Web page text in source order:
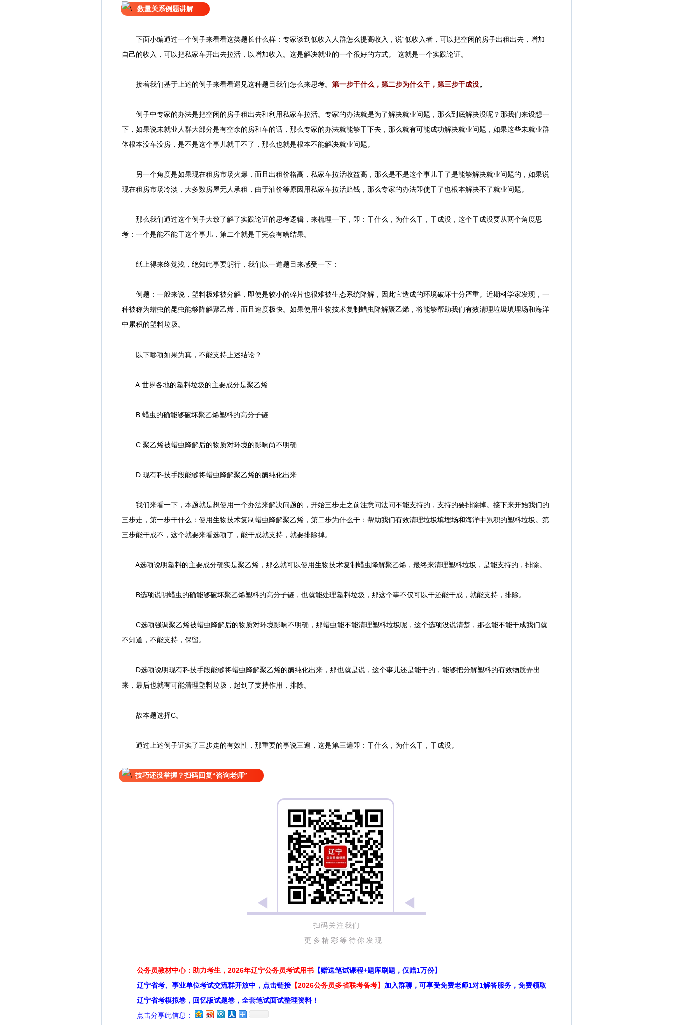
数量关系例题讲解
下面小编通过一个例子来看看这类题长什么样：专家谈到低收入人群怎么提高收入，说“低收入者，可以把空闲的房子出租出去，增加
自己的收入，可以把私家车开出去拉活，以增加收入。这是解决就业的一个很好的方式。”这就是一个实践论证。
接着我们基于上述的例子来看看遇见这种题目我们怎么来思考。 第一步干什么，第二步为什么干，第三步干成没。
例子中专家的办法是把空闲的房子租出去和利用私家车拉活。专家的办法就是为了解决就业问题，那么到底解决没呢？那我们来设想一
下，如果说未就业人群大部分是有空余的房和车的话，那么专家的办法就能够干下去，那么就有可能成功解决就业问题，如果这些未就业群
体根本没车没房，是不是这个事儿就干不了，那么也就是根本不能解决就业问题。
另一个角度是如果现在租房市场火爆，而且出租价格高，私家车拉活收益高，那么是不是这个事儿干了是能够解决就业问题的，如果说
现在租房市场冷淡，大多数房屋无人承租，由于油价等原因用私家车拉活赔钱，那么专家的办法即使干了也根本解决不了就业问题。
那么我们通过这个例子大致了解了实践论证的思考逻辑，来梳理一下，即：干什么，为什么干，干成没，这个干成没要从两个角度思
考：一个是能不能干这个事儿，第二个就是干完会有啥结果。
纸上得来终觉浅，绝知此事要躬行，我们以一道题目来感受一下：
例题：一般来说，塑料极难被分解，即使是较小的碎片也很难被生态系统降解，因此它造成的环境破坏十分严重。近期科学家发现，一
种被称为蜡虫的昆虫能够降解聚乙烯，而且速度极快。如果使用生物技术复制蜡虫降解聚乙烯，将能够帮助我们有效清理垃圾填埋场和海洋
中累积的塑料垃圾。
以下哪项如果为真，不能支持上述结论？
A.世界各地的塑料垃圾的主要成分是聚乙烯
B.蜡虫的确能够破坏聚乙烯塑料的高分子链
C.聚乙烯被蜡虫降解后的物质对环境的影响尚不明确
D.现有科技手段能够将蜡虫降解聚乙烯的酶纯化出来
我们来看一下，本题就是想使用一个办法来解决问题的，开始三步走之前注意问法问不能支持的，支持的要排除掉。接下来开始我们的
三步走，第一步干什么：使用生物技术复制蜡虫降解聚乙烯，第二步为什么干：帮助我们有效清理垃圾填埋场和海洋中累积的塑料垃圾。第
三步能干成不，这个就要来看选项了，能干成就支持，就要排除掉。
A选项说明塑料的主要成分确实是聚乙烯，那么就可以使用生物技术复制蜡虫降解聚乙烯，最终来清理塑料垃圾，是能支持的，排除。
B选项说明蜡虫的确能够破坏聚乙烯塑料的高分子链，也就能处理塑料垃圾，那这个事不仅可以干还能干成，就能支持，排除。
C选项强调聚乙烯被蜡虫降解后的物质对环境影响不明确，那蜡虫能不能清理塑料垃圾呢，这个选项没说清楚，那么能不能干成我们就
不知道，不能支持，保留。
D选项说明现有科技手段能够将蜡虫降解聚乙烯的酶纯化出来，那也就是说，这个事儿还是能干的，能够把分解塑料的有效物质弄出
来，最后也就有可能清理塑料垃圾，起到了支持作用，排除。
故本题选择C。
通过上述例子证实了三步走的有效性，那重要的事说三遍，这是第三遍即：干什么，为什么干，干成没。
技巧还没掌握？扫码回复“咨询老师”
扫码关注我们
更多精彩等待你发现
公务员教材中心：助力考生，2026年辽宁公务员考试用书 【赠送笔试课程+题库刷题，仅赠1万份】
辽宁省考、事业单位考试交流群开放中，点击链接 【2026公务员多省联考备考】 加入群聊，可享受免费老师1对1解答服务，免费领取
辽宁省考模拟卷，回忆版试题卷，全套笔试面试整理资料！
点击分享此信息：